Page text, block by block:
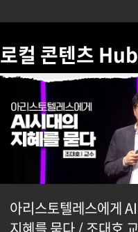
로컬 콘텐츠 Hub
아리스토텔레스에게